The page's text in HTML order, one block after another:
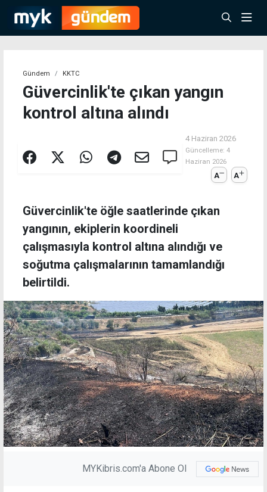
Gündem KKTC
Güvercinlik'te çıkan yangın
kontrol altına alındı
4 Haziran 2026
Güncelleme:4
Haziran 2026
A A
Güvercinlik'te öğle saatlerinde çıkan
yangının, ekiplerin koordineli
çalışmasıyla kontrol altına alındığı ve
soğutma çalışmalarının tamamlandığı
belirtildi.
MYKibris.com'a Abone Ol